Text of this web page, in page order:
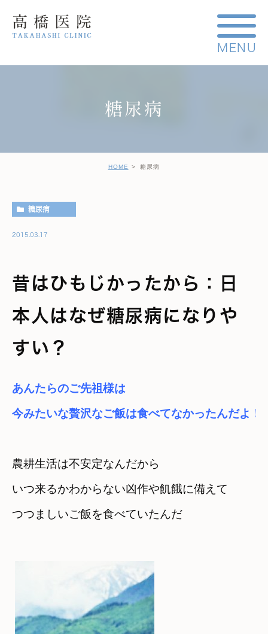
糖尿病
HOME 糖尿病
糖尿病
2015.03.17
昔はひもじかったから：日
本人はなぜ糖尿病になりや
すい？
あんたらのご先祖様は
農耕生活は不安定なんだから
いつ来るかわからない凶作や飢餓に備えて
つつましいご飯を食べていたんだ